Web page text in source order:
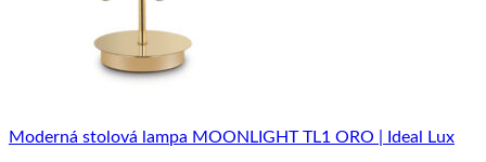
Moderná stolová lampa MOONLIGHT TL1 ORO | Ideal Lux